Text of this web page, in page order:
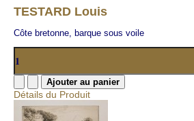
TESTARD Louis
Côte bretonne, barque sous voile
Détails du Produit